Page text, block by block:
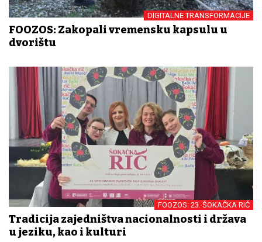
DIGITALNE TRANSFORMACIJE
FOOZOS: Zakopali vremensku kapsulu u
dvorištu
FOOZOS: 23. ŠOKAČKA RIČ
Tradicija zajedništva nacionalnosti i država
u jeziku, kao i kulturi